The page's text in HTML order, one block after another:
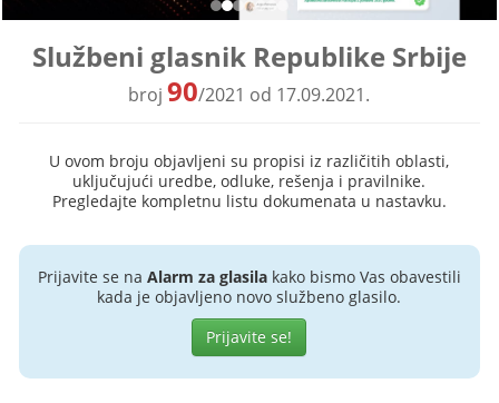
Službeni glasnik Republike Srbije
broj90/2021 od 17.09.2021.
U ovom broju objavljeni su propisi iz različitih oblasti,
uključujući uredbe, odluke, rešenja i pravilnike.
Pregledajte kompletnu listu dokumenata u nastavku.
Prijavite se na Alarm za glasilakako bismo Vas obavestili
kada je objavljeno novo službeno glasilo.
Prijavite se!